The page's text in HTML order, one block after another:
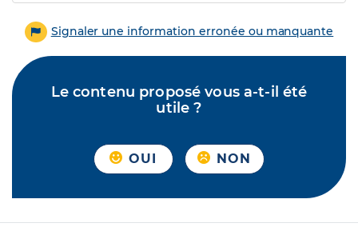
Signaler une information erronée ou manquante
Le contenu proposé vous a-t-il été
utile ?
OUI NON